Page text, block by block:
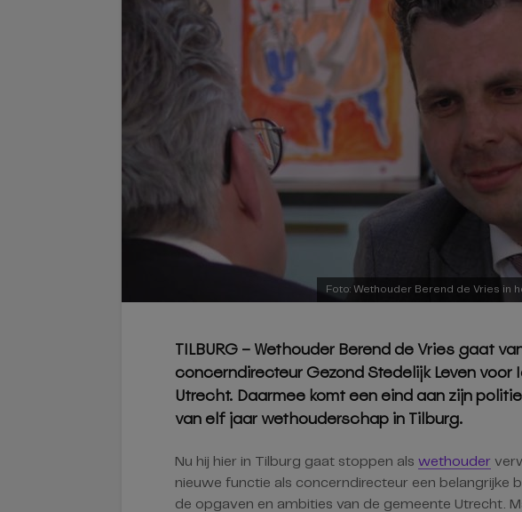
Foto: Wethouder Berend de Vries in
TILBURG – Wethouder Berend de Vries gaat
concerndirecteur Gezond Stedelijk Leven
Utrecht. Daarmee komt een eind aan zijn
van elf jaar wethouderschap in Tilburg.
Nu hij hier in Tilburg gaat stoppen als wethouder
nieuwe functie als concerndirecteur een belangrijke
de opgaven en ambities van de gemeente Utrecht.